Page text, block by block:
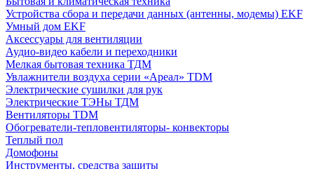
Устройства сбора и передачи данных (антенны, модемы) EKF
Умный дом EKF
Аксессуары для вентиляции
Аудио-видео кабели и переходники
Мелкая бытовая техника ТДМ
Увлажнители воздуха серии «Ареал» TDM
Электрические сушилки для рук
Электрические ТЭНы ТДМ
Вентиляторы TDM
Обогреватели-тепловентиляторы- конвекторы
Теплый пол
Домофоны
Инструменты, средства защиты